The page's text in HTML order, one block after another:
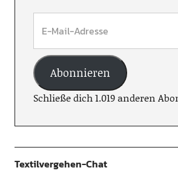
Abonnieren
Schließe dich 1.019 anderen
Textilvergehen-Chat